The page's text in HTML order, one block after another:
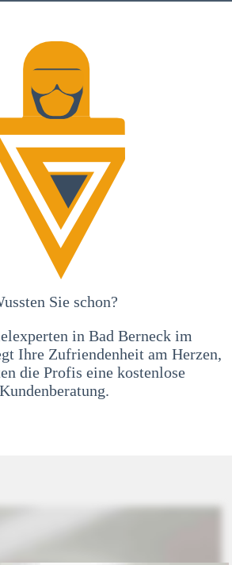
Sie schon?
in Bad Berneck im
Ihre Zufriendenheit am Herzen,
die Profis eine kostenlose
Kundenberatung.